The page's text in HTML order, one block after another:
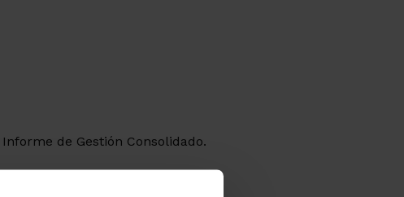
de Gestión Consolidado.